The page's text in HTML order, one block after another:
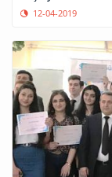
12-04-2019